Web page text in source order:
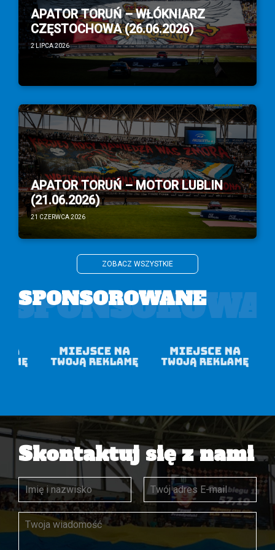
APATOR TORUŃ – WŁÓKNIARZ
CZĘSTOCHOWA (26.06.2026)
2 LIPCA 2026
APATOR TORUŃ – MOTOR LUBLIN
(21.06.2026)
21 CZERWCA 2026
ZOBACZ WSZYSTKIE
SPONSOROWANE
Skontaktuj się z nami